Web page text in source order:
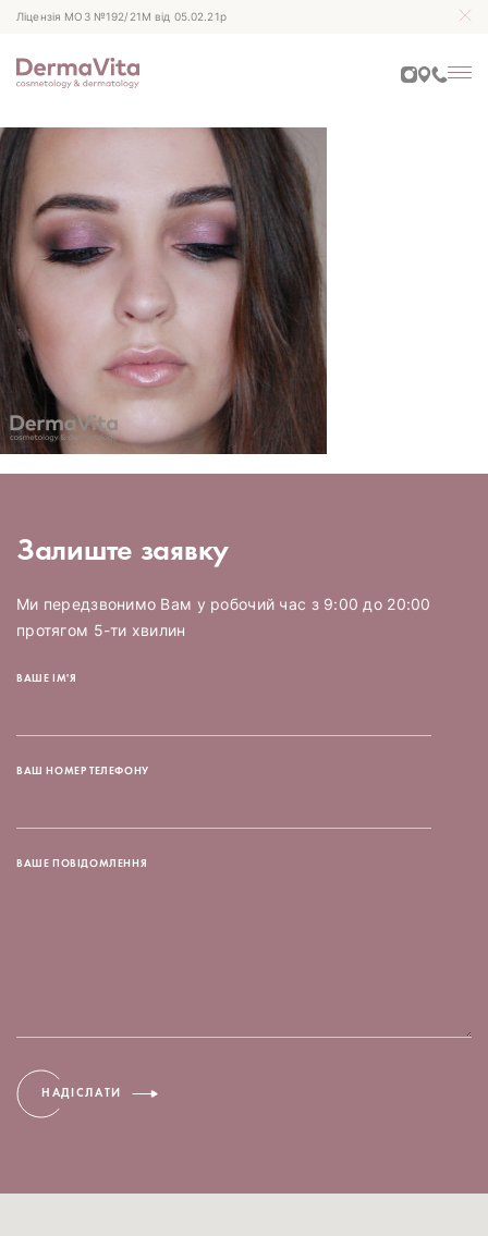
Ліцензія МОЗ №192/21М від 05.02.21р
Залиште заявку
Ми передзвонимо Вам у робочий час з 9:00 до 20:00
протягом 5-ти хвилин
ВАШЕ ІМ'Я
ВАШ НОМЕР ТЕЛЕФОНУ
ВАШЕ ПОВІДОМЛЕННЯ
НАДІСЛАТИ